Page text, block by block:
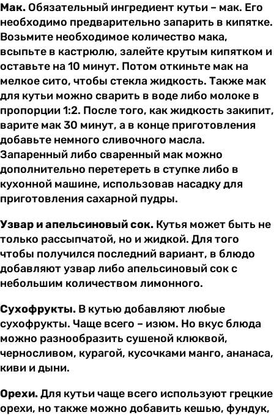
Мак. Обязательный ингредиент кутьи – мак. Его
необходимо предварительно запарить в кипятке.
Возьмите необходимое количество мака,
всыпьте в кастрюлю, залейте крутым кипятком и
оставьте на 10 минут. Потом откиньте мак на
мелкое сито, чтобы стекла жидкость. Также мак
для кутьи можно сварить в воде либо молоке в
пропорции 1:2. После того, как жидкость закипит,
варите мак 30 минут, а в конце приготовления
добавьте немного сливочного масла.
Запаренный либо сваренный мак можно
дополнительно перетереть в ступке либо в
кухонной машине, использовав насадку для
приготовления сахарной пудры.
Узвар и апельсиновый сок. Кутья может быть не
только рассыпчатой, но и жидкой. Для того
чтобы получился последний вариант, в блюдо
добавляют узвар либо апельсиновый сок с
небольшим количеством лимонного.
Сухофрукты. В кутью добавляют любые
сухофрукты. Чаще всего – изюм. Но вкус блюда
можно разнообразить сушеной клюквой,
черносливом, курагой, кусочками манго, ананаса,
киви и дыни.
Орехи.Для кутьи чаще всего используют грецкие
орехи, но также можно добавить кешью, фундук,